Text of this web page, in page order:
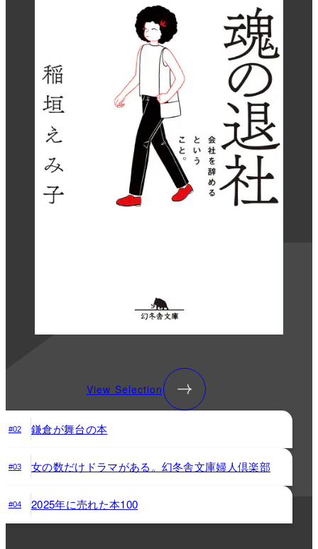
View Selection
#02 鎌倉が舞台の本
#03 女の数だけドラマがある。幻冬舎文庫婦人倶楽部
#04 2025年に売れた本100